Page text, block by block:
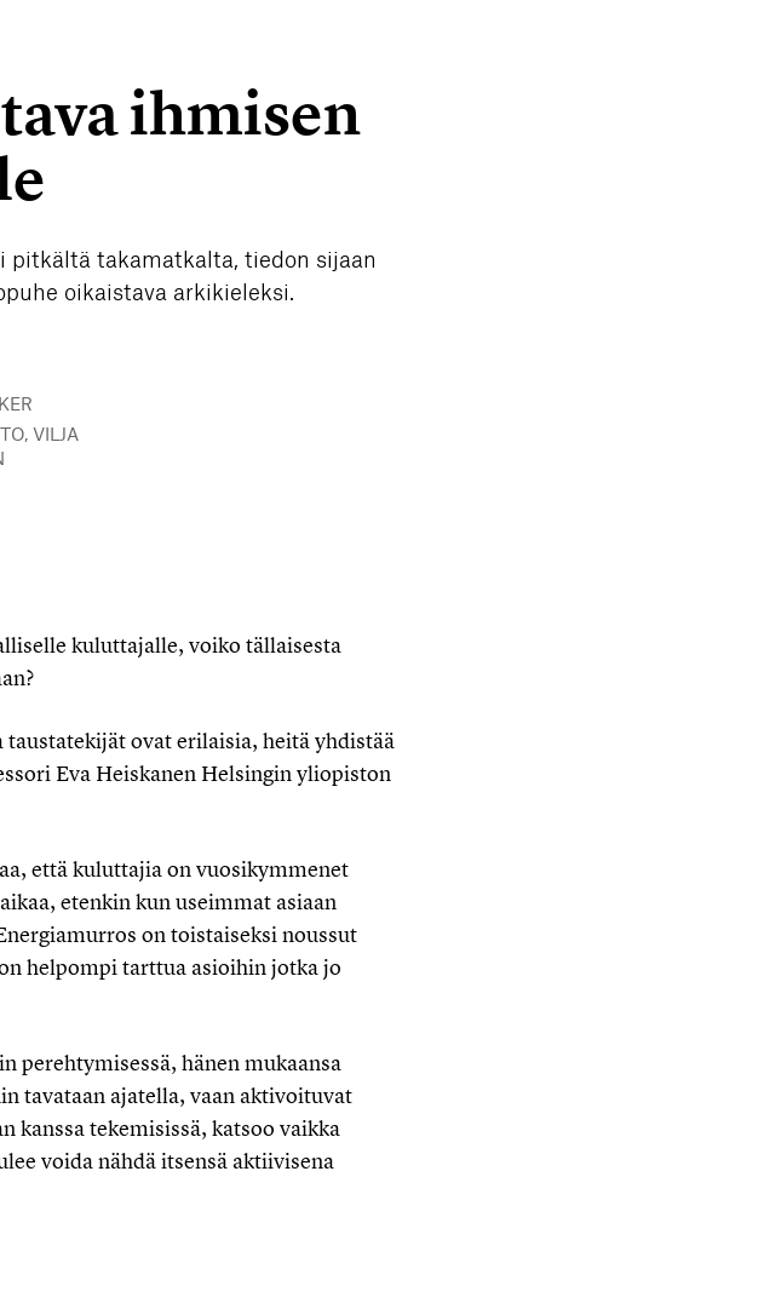
ihmisen
takamatkalta, tiedon sijaan
oikaistava arkikieleksi.
VILJA
kuluttajalle, voiko tällaisesta
ovat erilaisia, heitä yhdistää
Eva Heiskanen Helsingin yliopiston
että kuluttajia on vuosikymmenet
etenkin kun useimmat asiaan
on toistaiseksi noussut
helpompi tarttua asioihin jotka jo
perehtymisessä, hänen mukaansa
tavataan ajatella, vaan aktivoituvat
kanssa tekemisissä, katsoo vaikka
voida nähdä itsensä aktiivisena